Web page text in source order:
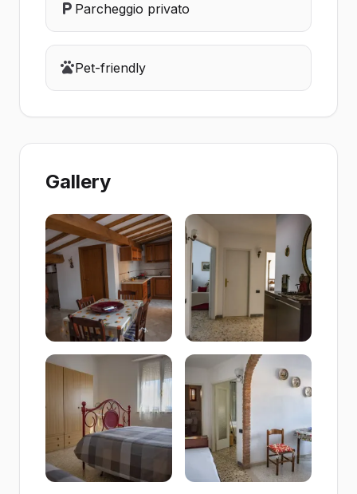
Parcheggio privato
Pet-friendly
Gallery